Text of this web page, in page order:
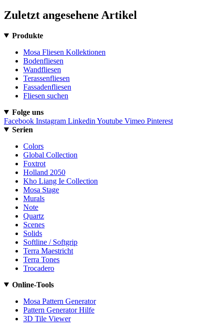
Zuletzt angesehene Artikel
Produkte
Mosa Fliesen Kollektionen
Bodenfliesen
Wandfliesen
Terassenfliesen
Fassadenfliesen
Fliesen suchen
Folge uns
Facebook Instagram Linkedin Youtube Vimeo Pinterest
Serien
Colors
Global Collection
Foxtrot
Holland 2050
Kho Liang Ie Collection
Mosa Stage
Murals
Note
Quartz
Scenes
Solids
Softline / Softgrip
Terra Maestricht
Terra Tones
Trocadero
Online-Tools
Mosa Pattern Generator
Pattern Generator Hilfe
3D Tile Viewer